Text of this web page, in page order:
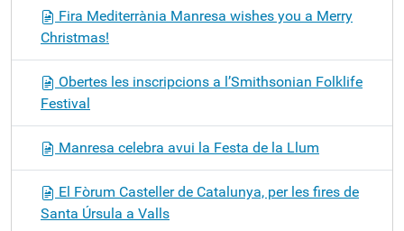
Fira Mediterrània Manresa wishes you a Merry
Christmas!
Obertes les inscripcions a l’Smithsonian Folklife
Festival
Manresa celebra avui la Festa de la Llum
El Fòrum Casteller de Catalunya, per les fires de
Santa Úrsula a Valls